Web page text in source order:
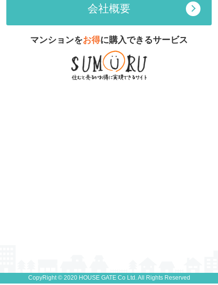
会社概要
マンションをお得に購入できるサービス
CopyRight © 2020 HOUSE GATE Co Ltd. All Rights Reserved